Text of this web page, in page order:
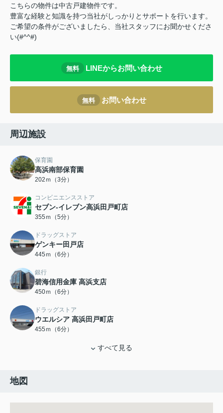
こちらの物件は中古戸建物件です。
豊富な経験と知識を持つ当社がしっかりとサポートを行います。
ご希望の条件がございましたら、当社スタッフにお聞かせくださ
い(#^^#)
無料 LINEからお問い合わせ
無料 お問い合わせ
周辺施設
保育園
高浜南部保育園
202ｍ（3分）
コンビニエンスストア
セブン-イレブン高浜田戸町店
355ｍ（5分）
ドラッグストア
ゲンキー田戸店
445ｍ（6分）
銀行
碧海信用金庫 高浜支店
450ｍ（6分）
ドラッグストア
ウエルシア 高浜田戸町店
455ｍ（6分）
すべて見る
地図